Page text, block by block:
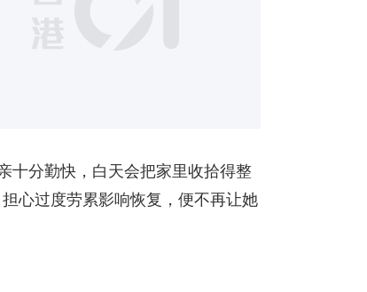
十分勤快，白天会把家里收拾得整
心过度劳累影响恢复，便不再让她